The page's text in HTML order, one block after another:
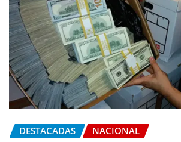
DESTACADAS NACIONAL